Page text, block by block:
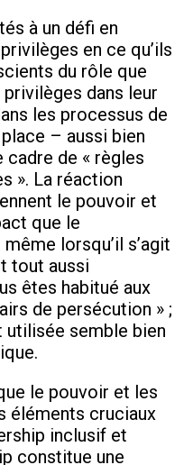
à un défi en
en ce qu’ils
du rôle que
dans leur
les processus de
– aussi bien
de « règles
». La réaction
le pouvoir et
que le
lorsqu’il s’agit
tout aussi
êtes habitué aux
de persécution » ;
semble bien
le pouvoir et les
éléments cruciaux
inclusif et
constitue une